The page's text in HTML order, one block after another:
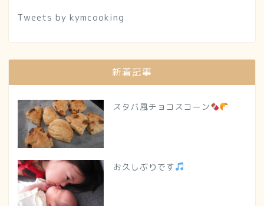
Tweets by kymcooking
新着記事
スタバ風チョコスコーン
お久しぶりです